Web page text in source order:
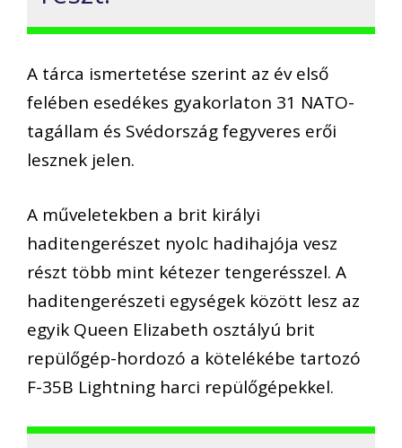
A tárca ismertetése szerint az év első
felében esedékes gyakorlaton 31 NATO-
tagállam és Svédország fegyveres erői
lesznek jelen.
A műveletekben a brit királyi
haditengerészet nyolc hadihajója vesz
részt több mint kétezer tengerésszel. A
haditengerészeti egységek között lesz az
egyik Queen Elizabeth osztályú brit
repülőgép-hordozó a kötelékébe tartozó
F-35B Lightning harci repülőgépekkel.